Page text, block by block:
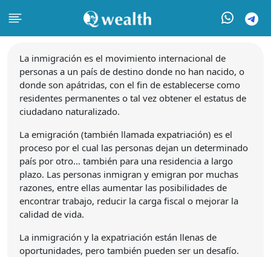
La inmigración es el movimiento internacional de
personas a un país de destino donde no han nacido, o
donde son apátridas, con el fin de establecerse como
residentes permanentes o tal vez obtener el estatus de
ciudadano naturalizado.
La emigración (también llamada expatriación) es el
proceso por el cual las personas dejan un determinado
país por otro… también para una residencia a largo
plazo. Las personas inmigran y emigran por muchas
razones, entre ellas aumentar las posibilidades de
encontrar trabajo, reducir la carga fiscal o mejorar la
calidad de vida.
La inmigración y la expatriación están llenas de
oportunidades, pero también pueden ser un desafío.